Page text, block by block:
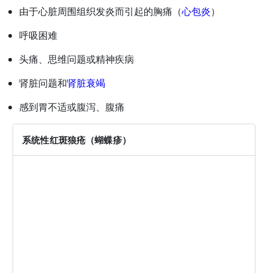
由于心脏周围组织发炎而引起的胸痛（心包炎）
呼吸困难
头痛、思维问题或精神疾病
肾脏问题和肾脏衰竭
感到胃不适或腹泻、腹痛
系统性红斑狼疮（蝴蝶疹）